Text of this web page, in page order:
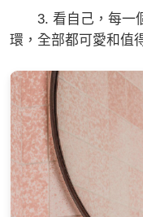
3. 看自己，每一個
環，全部都可愛和值